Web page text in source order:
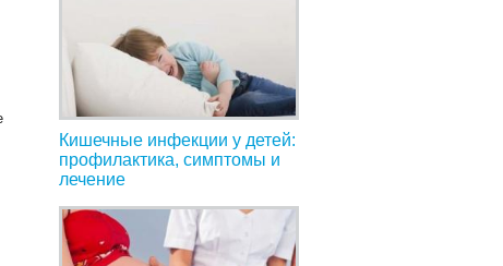
Кишечные инфекции у детей:
профилактика, симптомы и
лечение